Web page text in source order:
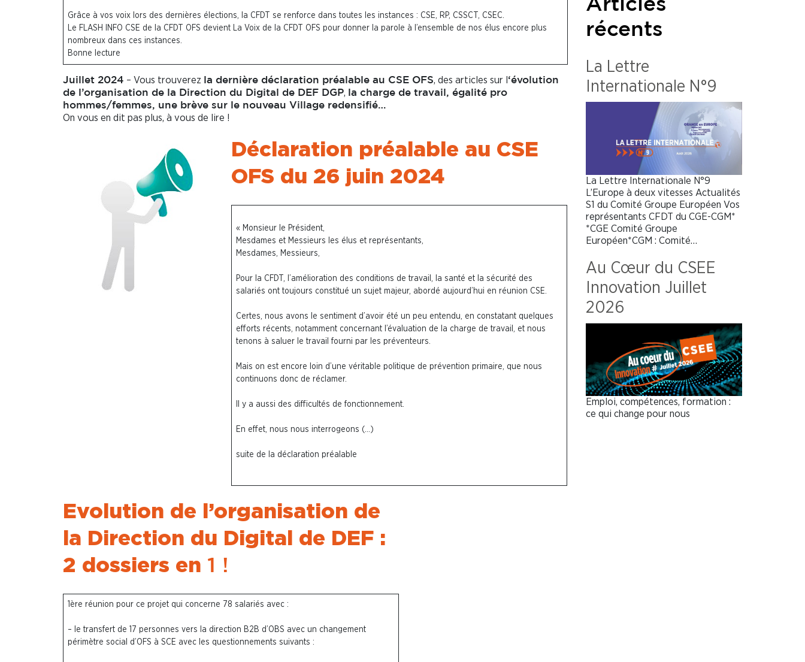
Grâce à vos voix lors des dernières élections, la CFDT se renforce dans toutes les instances : CSE, RP, CSSCT, CSEC.
Le FLASH INFO CSE de la CFDT OFS devient La Voix de la CFDT OFS pour donner la parole à l’ensemble de nos élus encore plus
nombreux dans ces instances.
Bonne lecture
Juillet 2024 – Vous trouverez la dernière déclaration préalable au CSE OFS, des articles sur l
‘évolution
de l’organisation de la Direction du Digital de DEF DGP,
la charge de travail, égalité pro
hommes/femmes, une brève sur le nouveau Village redensifié…
On vous en dit pas plus, à vous de lire !
Déclaration préalable au CSE
OFS du 26 juin 2024
« Monsieur le Président,
Mesdames et Messieurs les élus et représentants,
Mesdames, Messieurs,
Pour la CFDT, l’amélioration des conditions de travail, la santé et la sécurité des
salariés ont toujours constitué un sujet majeur, abordé aujourd’hui en réunion CSE.
Certes, nous avons le sentiment d’avoir été un peu entendu, en constatant quelques
efforts récents, notamment concernant l’évaluation de la charge de travail, et nous
tenons à saluer le travail fourni par les préventeurs.
Mais on est encore loin d’une véritable politique de prévention primaire, que nous
continuons donc de réclamer.
Il y a aussi des difficultés de fonctionnement.
En effet, nous nous interrogeons (…)
suite de la déclaration préalable
Evolution de l’organisation de
la Direction du Digital de DEF :
2 dossiers en 1 !
1ère réunion pour ce projet qui concerne 78 salariés avec :
– le transfert de 17 personnes vers la direction B2B d’OBS avec un changement
périmètre social d’OFS à SCE avec les questionnements suivants :
Articles
récents
La Lettre
Internationale N°9
La Lettre Internationale N°9
L’Europe à deux vitesses Actualités
S1 du Comité Groupe Européen Vos
représentants CFDT du CGE-CGM*
*CGE Comité Groupe
Européen*CGM : Comité…
Au Cœur du CSEE
Innovation Juillet
2026
Emploi, compétences, formation :
ce qui change pour nous